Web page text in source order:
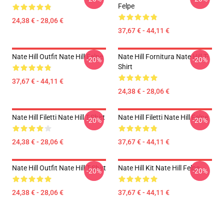
24,38 € - 28,06 €
Felpe
37,67 € - 44,11 €
Nate Hill Outfit Nate Hill Felpe
37,67 € - 44,11 €
-20%
Nate Hill Fornitura Nate Hill T-
Shirt
24,38 € - 28,06 €
-20%
Nate Hill Filetti Nate Hill T-Shirt
24,38 € - 28,06 €
-20% Nate Hill Filetti Nate Hill Felpe
37,67 € - 44,11 €
-20%
Nate Hill Outfit Nate Hill T-Shirt
24,38 € - 28,06 €
-20% Nate Hill Kit Nate Hill Felpe
37,67 € - 44,11 €
-20%